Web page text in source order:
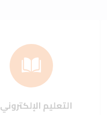
التعليم الإلكتروني